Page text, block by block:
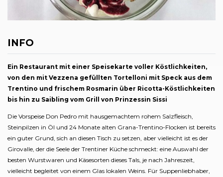
INFO
Ein Restaurant mit einer Speisekarte voller Köstlichkeiten,
von den mit Vezzena gefüllten Tortelloni mit Speck aus dem
Trentino und frischem Rosmarin über Ricotta-Köstlichkeiten
bis hin zu Saibling vom Grill von Prinzessin Sissi
Die Vorspeise Don Pedro mit hausgemachtem rohem Salzfleisch,
Steinpilzen in Öl und 24 Monate alten Grana-Trentino-Flocken ist bereits
ein guter Grund, sich an diesen Tisch zu setzen, aber vielleicht ist es der
Girovalle, der die Seele der Trentiner Küche schmeckt: eine Auswahl der
besten Wurstwaren und Käsesorten dieses Tals, je nach Jahreszeit,
vielleicht begleitet von einem Glas lokalen Weins. Für Suppenliebhaber,